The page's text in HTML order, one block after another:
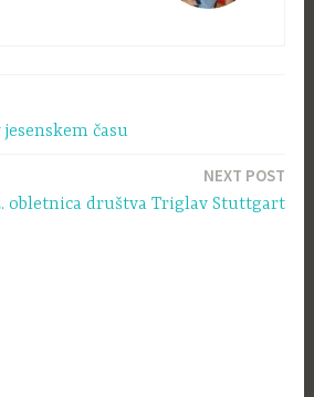
času
NEXT POST
obletnica društva Triglav Stuttgart